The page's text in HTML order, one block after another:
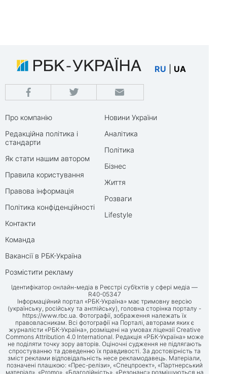
RU UA
Про компанію
Редакційна політика і
стандарти
Як стати нашим автором
Правила користування
Правова інформація
Політика конфіденційності
Контакти
Команда
Вакансії в РБК-Україна
Розмістити рекламу
Новини України
Аналітика
Політика
Бізнес
Життя
Розваги
Lifestyle
Ідентифікатор онлайн-медіа в Реєстрі суб’єктів у сфері медіа —
R40-05347
Інформаційний портал «РБК-Україна» має тримовну версію
(українську, російську та англійську), головна сторінка порталу -
https://www.rbc.ua. Фотографії, зображення належать їх
правовласникам. Всі фотографії на Порталі, авторами яких є
журналісти «РБК-Україна», розміщені на умовах ліцензії Creative
Commons Attribution 4.0 International. Редакція «РБК-Україна» може
не поділяти точку зору авторів. Оціночні судження не підлягають
спростуванню та доведенню їх правдивості. За достовірність та
зміст реклами відповідальність несе рекламодавець. Матеріали,
позначені плашкою: «Прес-релізи», «Спецпроект», «Партнерський
матеріал», «Promo», «Благодійність», «Резонанс» розміщуються на